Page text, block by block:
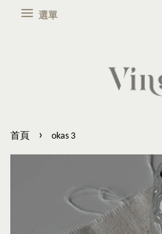
選單
首頁 › okas 3